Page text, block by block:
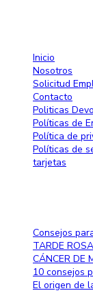
Inicio
Nosotros
Solicitud
Contacto
Politicas
Políticas de
Política de
Políticas de
tarjetas
Consejos
TARDE
CÁNCER DE
10 consejos
El origen de